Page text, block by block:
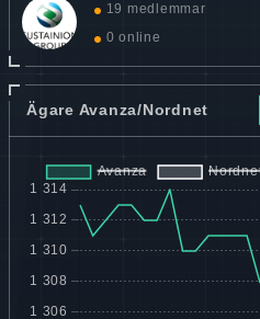
19 medlemmar
0 online
Ägare Avanza/Nordnet